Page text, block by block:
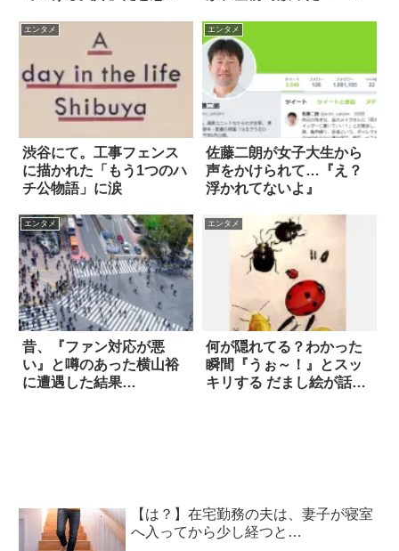
エンタメ
渋谷にて。工事フェンス
に描かれた「もう1つのハ
チ公物語」に涙
エンタメ
佐藤二朗が女子大生から
声をかけられて…『え？
浮かれてないよ』
エンタメ
昔、『ファン対応が悪
い』と噂のあった横山裕
に遭遇した結果…
エンタメ
何が隠れてる？わかった
瞬間『うぉ～！』とスッ
キリする だまし絵が話題
【は？】在宅勤務の夫は、妻子が寝室
へ入ってから少し経つと…